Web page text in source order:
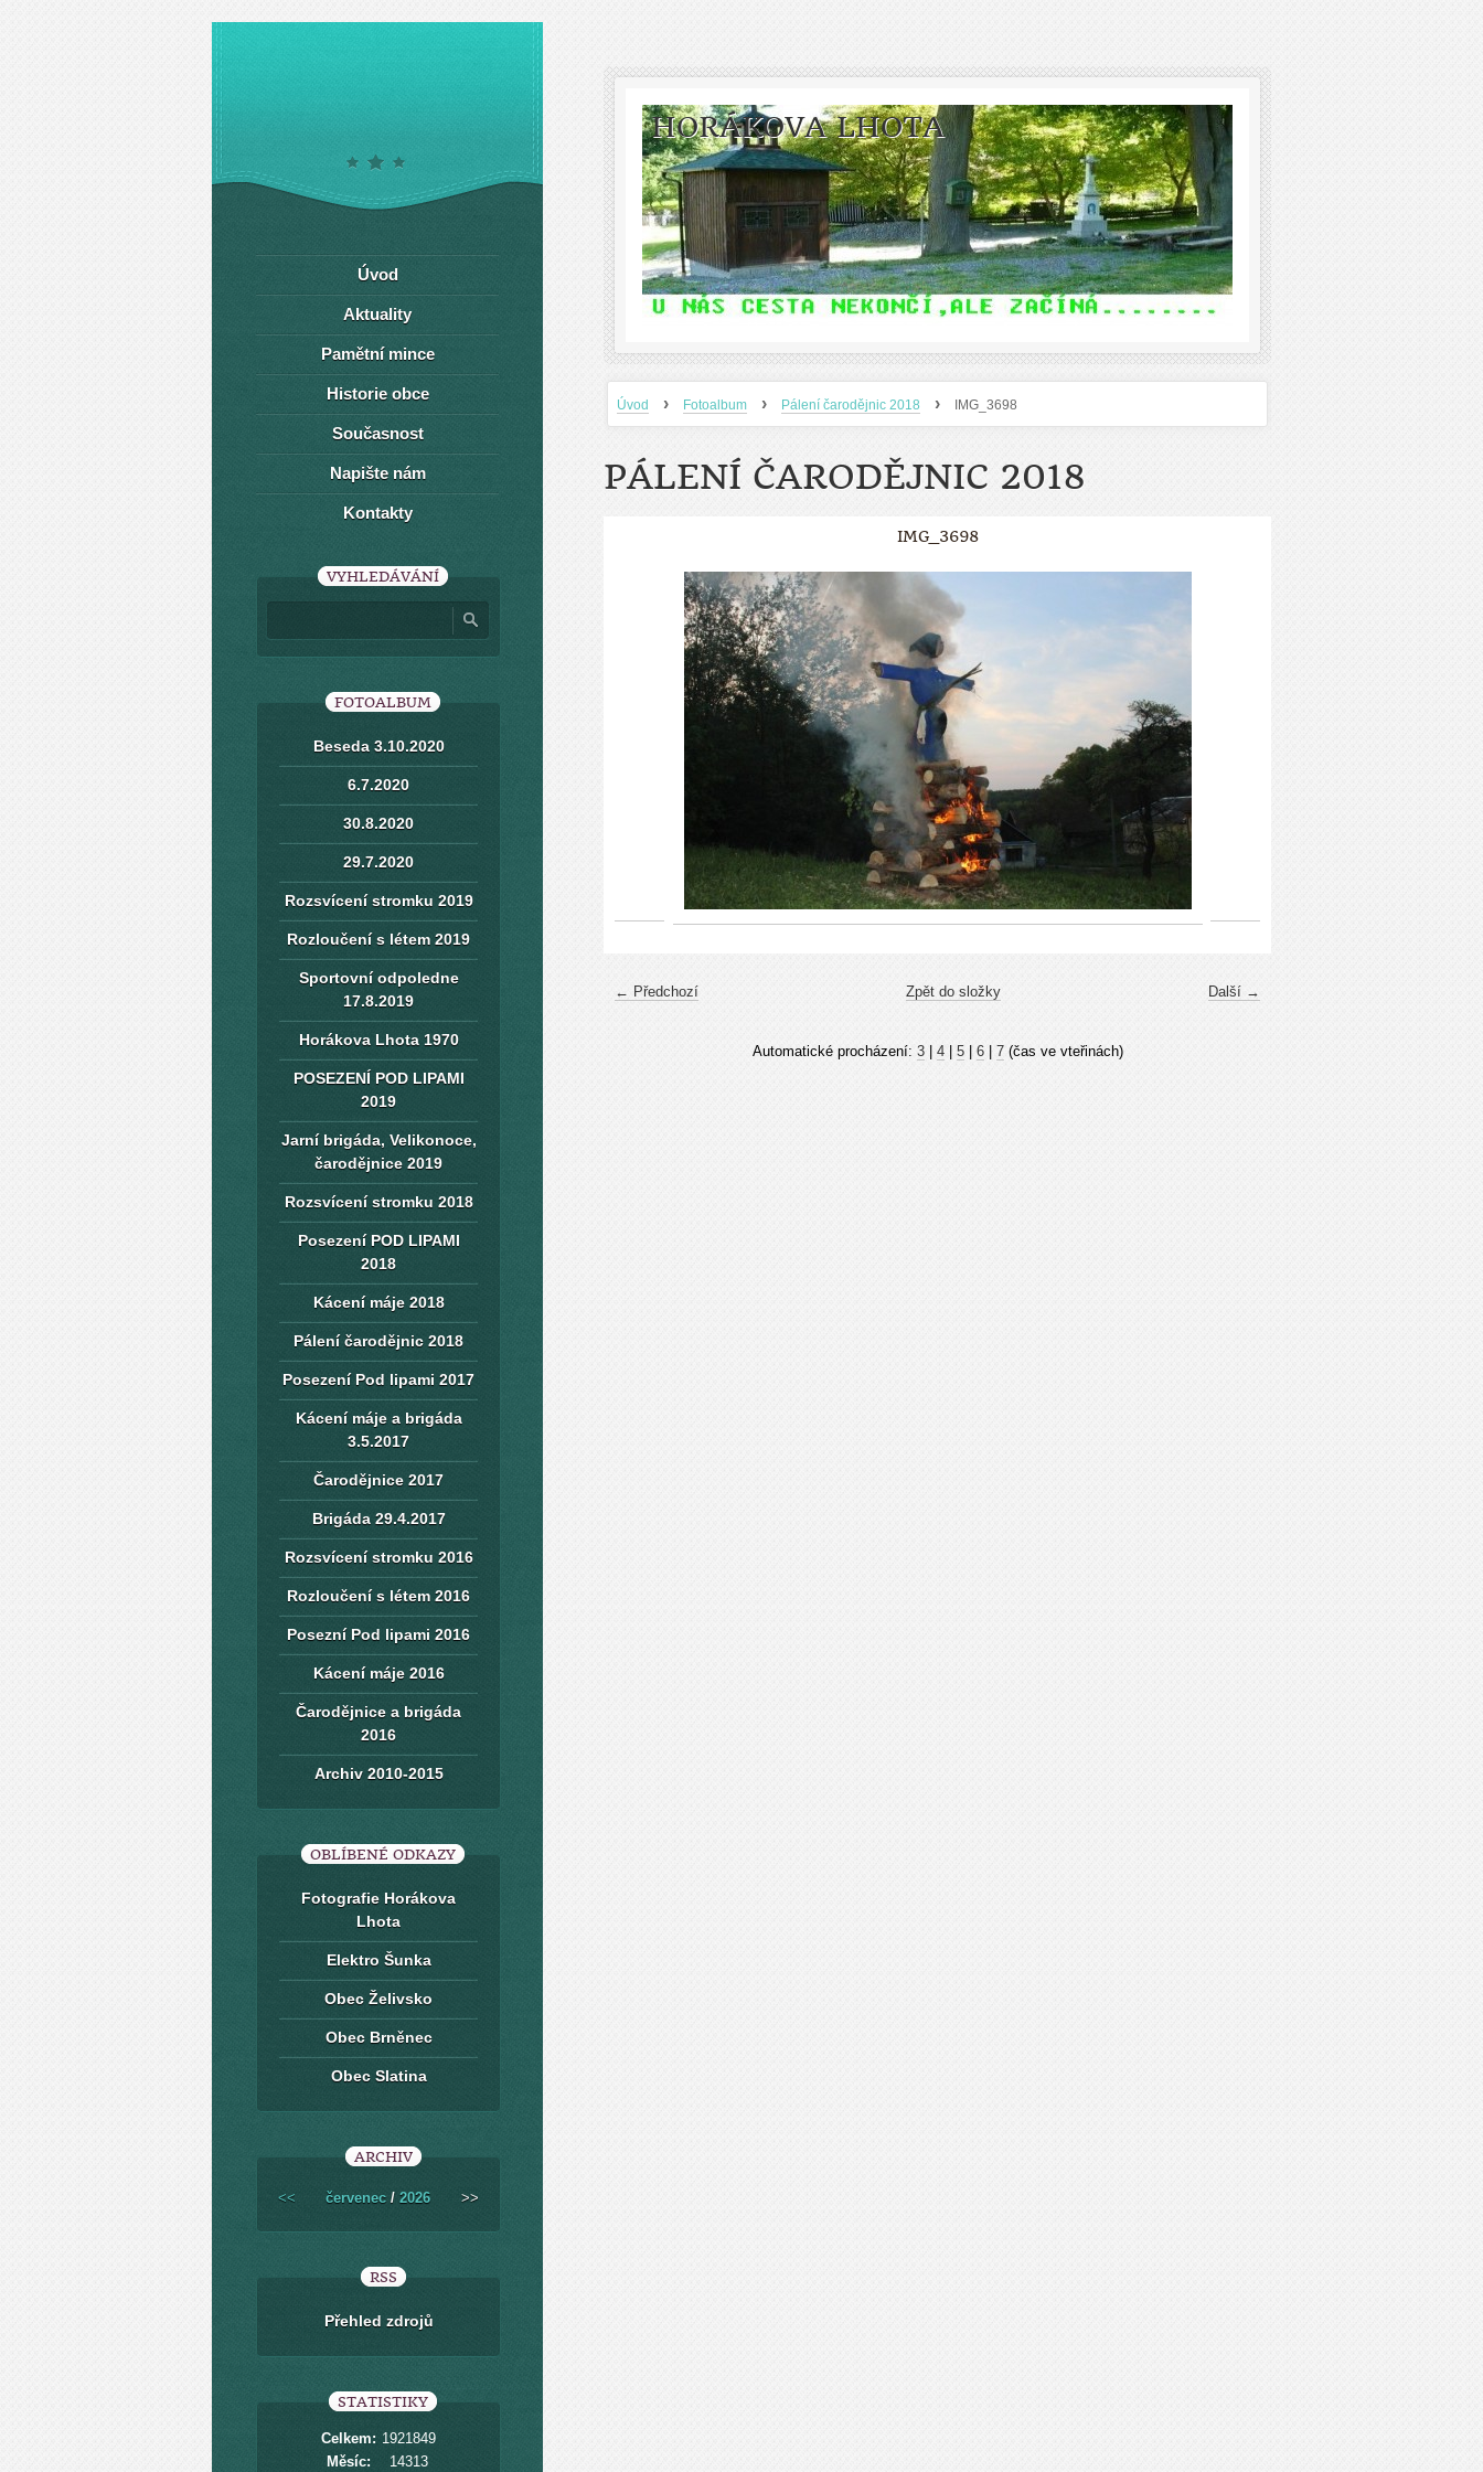
HORÁKOVA LHOTA
Úvod › Fotoalbum › Pálení čarodějnic 2018 › IMG_3698
PÁLENÍ ČARODĚJNIC 2018
IMG_3698
← Předchozí Další →
Zpět do složky
Automatické procházení: 3| 4| 5| 6| 7(čas ve vteřinách)
Úvod
Aktuality
Pamětní mince
Historie obce
Současnost
Napište nám
Kontakty
VYHLEDÁVÁNÍ
FOTOALBUM
Beseda 3.10.2020
6.7.2020
30.8.2020
29.7.2020
Rozsvícení stromku 2019
Rozloučení s létem 2019
Sportovní odpoledne
17.8.2019
Horákova Lhota 1970
POSEZENÍ POD LIPAMI
2019
Jarní brigáda, Velikonoce,
čarodějnice 2019
Rozsvícení stromku 2018
Posezení POD LIPAMI
2018
Kácení máje 2018
Pálení čarodějnic 2018
Posezení Pod lipami 2017
Kácení máje a brigáda
3.5.2017
Čarodějnice 2017
Brigáda 29.4.2017
Rozsvícení stromku 2016
Rozloučení s létem 2016
Posezní Pod lipami 2016
Kácení máje 2016
Čarodějnice a brigáda
2016
Archiv 2010-2015
OBLÍBENÉ ODKAZY
Fotografie Horákova
Lhota
Elektro Šunka
Obec Želivsko
Obec Brněnec
Obec Slatina
ARCHIV
<< červenec / 2026 >>
RSS
Přehled zdrojů
STATISTIKY
Celkem: 1921849
Měsíc:
14313